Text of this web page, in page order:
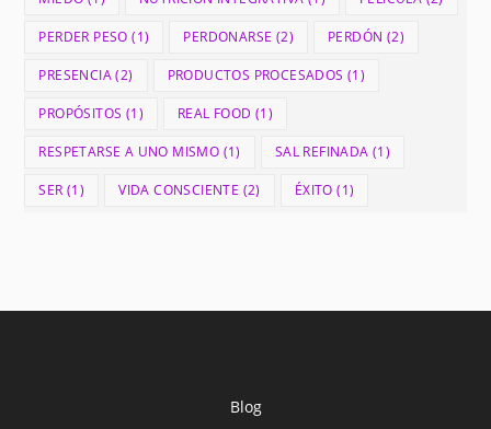
PERDER PESO (1) PERDONARSE (2) PERDÓN (2)
PRESENCIA(2) PRODUCTOS PROCESADOS (1)
PROPÓSITOS (1) REAL FOOD (1)
RESPETARSE A UNO MISMO (1) SAL REFINADA (1)
SER (1) VIDA CONSCIENTE (2) ÉXITO (1)
Blog